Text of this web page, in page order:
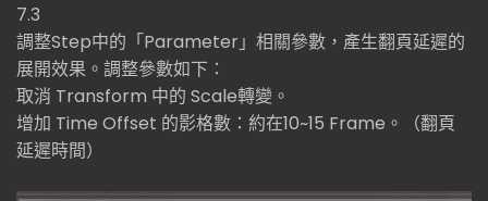
7.3
調整Step中的「Parameter」相關參數，產生翻頁延遲的
展開效果。調整參數如下：
取消 Transform 中的 Scale轉變。
增加 Time Offset 的影格數：約在10~15 Frame。（翻頁
延遲時間）